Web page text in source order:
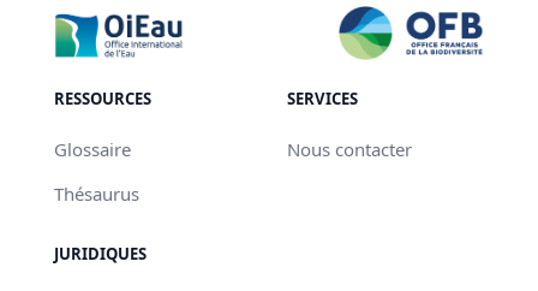
RESSOURCES
Glossaire
Thésaurus
SERVICES
Nous contacter
JURIDIQUES